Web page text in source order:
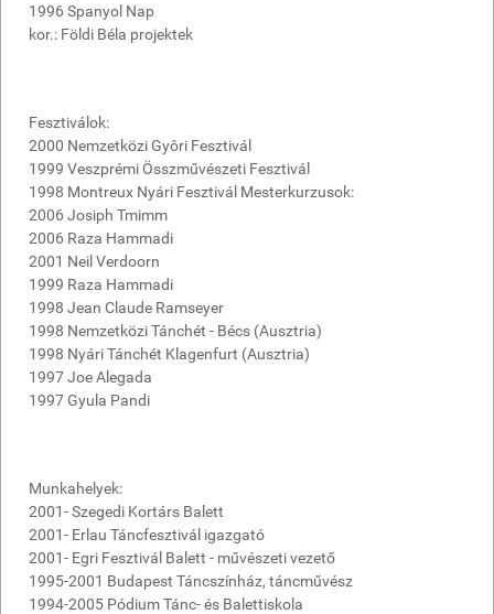
1996 Spanyol Nap
kor.: Földi Béla projektek
Fesztiválok:
2000 Nemzetközi Gyôri Fesztivál
1999 Veszprémi Összművészeti Fesztivál
1998 Montreux Nyári Fesztivál Mesterkurzusok:
2006 Josiph Tmimm
2006 Raza Hammadi
2001 Neil Verdoorn
1999 Raza Hammadi
1998 Jean Claude Ramseyer
1998 Nemzetközi Tánchét - Bécs (Ausztria)
1998 Nyári Tánchét Klagenfurt (Ausztria)
1997 Joe Alegada
1997 Gyula Pandi
Munkahelyek:
2001- Szegedi Kortárs Balett
2001- Erlau Táncfesztivál igazgató
2001- Egri Fesztivál Balett - művészeti vezető
1995-2001 Budapest Táncszínház, táncművész
1994-2005 Pódium Tánc- és Balettiskola